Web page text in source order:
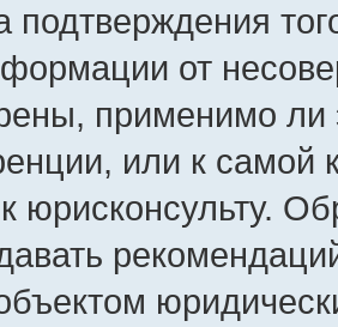
подтверждения
от
применимо ли
или к самой
юрисконсульту.